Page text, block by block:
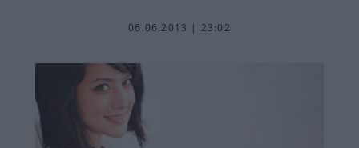
06.06.2013 | 23:02